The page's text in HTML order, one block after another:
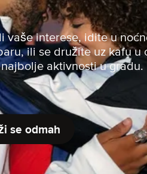
vaše interese, idite u
ili se družite uz kafu u
aktivnosti u gradu.
se odmah